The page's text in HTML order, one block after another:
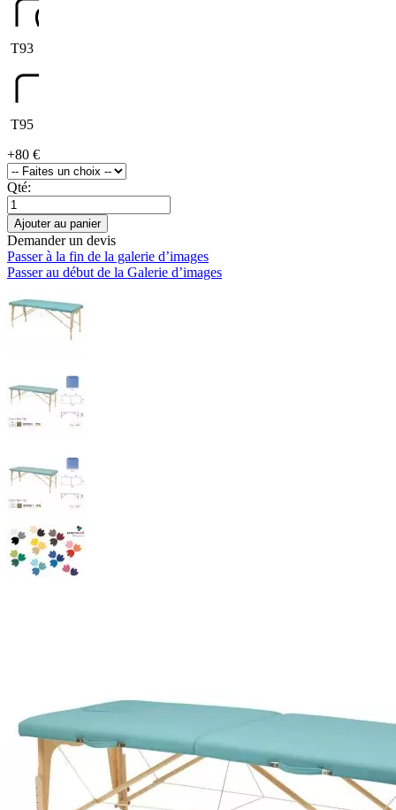
T93
T95
+80 €
Qté:
Ajouter au panier
Demander un devis
Passer à la fin de la galerie d’images
Passer au début de la Galerie d’images